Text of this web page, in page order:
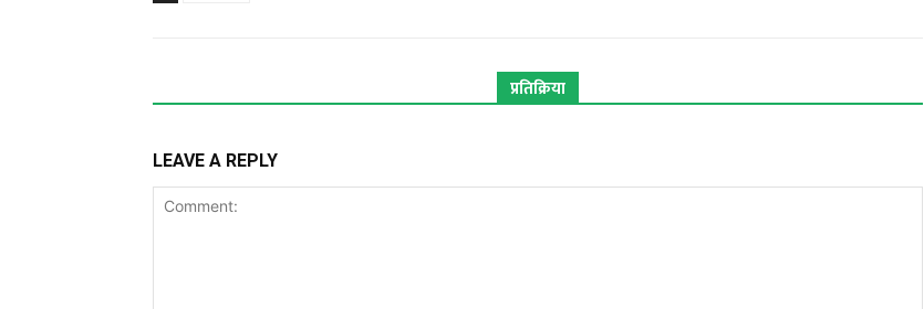
प्रतिक्रिया
LEAVE A REPLY